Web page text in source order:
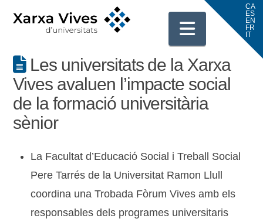
Les universitats de la Xarxa
Vives avaluen l’impacte social
de la formació universitària
sènior
La Facultat d’Educació Social i Treball Social
Pere Tarrés de la Universitat Ramon Llull
coordina una Trobada Fòrum Vives amb els
responsables dels programes universitaris